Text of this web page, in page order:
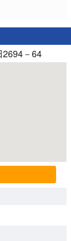
2694－64